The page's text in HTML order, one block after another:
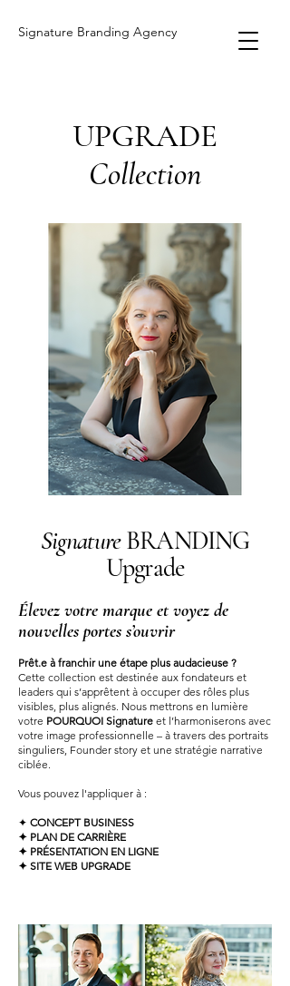
Signature Branding Agency
UPGRADE
Collection
SignatureBRANDING
Upgrade
Élevez votre marque et voyez de
nouvelles portes s’ouvrir
Prêt.e à franchir une étape plus audacieuse ?
Cette collection est destinée aux fondateurs et
leaders qui s’apprêtent à occuper des rôles plus
visibles, plus alignés. Nous mettrons en lumière
votre POURQUOI Signature et l’harmoniserons avec
votre image professionnelle – à travers des portraits
singuliers, Founder story et une stratégie narrative
ciblée.
Vous pouvez l'appliquer à :
✦ CONCEPT BUSINESS
✦ PLAN DE CARRIÈRE
✦ PRÉSENTATION EN LIGNE
✦ SITE WEB UPGRADE